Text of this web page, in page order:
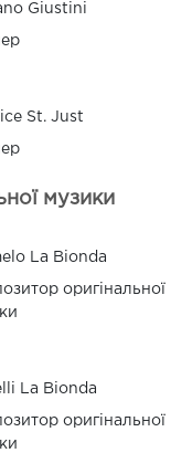
Giustini
St. Just
музики
La Bionda
оригінальної
La Bionda
оригінальної